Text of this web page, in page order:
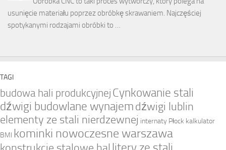
usunięcie materiału poprzez obróbkę skrawaniem. Najczęściej
spotykanymi rodzajami obróbki to …
TAGI
budowa hali produkcyjnej Cynkowanie stali
dźwigi budowlane wynajemdźwigi lublin
elementy ze stali nierdzewnej internaty Płock kalkulator
BMI kominki nowoczesne warszawa